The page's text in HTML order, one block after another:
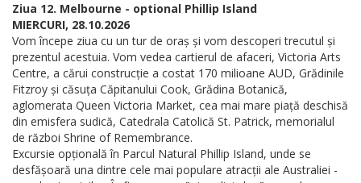
Ziua 12. Melbourne - optional Phillip Island
MIERCURI, 28.10.2026
Vom începe ziua cu un tur de oraș și vom descoperi trecutul și
prezentul acestuia. Vom vedea cartierul de afaceri, Victoria Arts
Centre, a cărui construcție a costat 170 milioane AUD, Grădinile
Fitzroy și căsuța Căpitanului Cook, Grădina Botanică,
aglomerata Queen Victoria Market, cea mai mare piață deschisă
din emisfera sudică, Catedrala Catolică St. Patrick, memorialul
de război Shrine of Remembrance.
Excursie opțională în Parcul Natural Phillip Island, unde se
desfășoară una dintre cele mai populare atracții ale Australiei -